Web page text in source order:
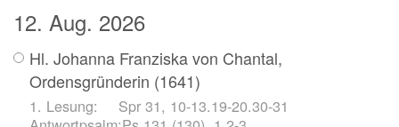
12. Aug. 2026
Hl. Johanna Franziska von Chantal,
Ordensgründerin (1641)
Spr 31, 10-13.19-20.30-31